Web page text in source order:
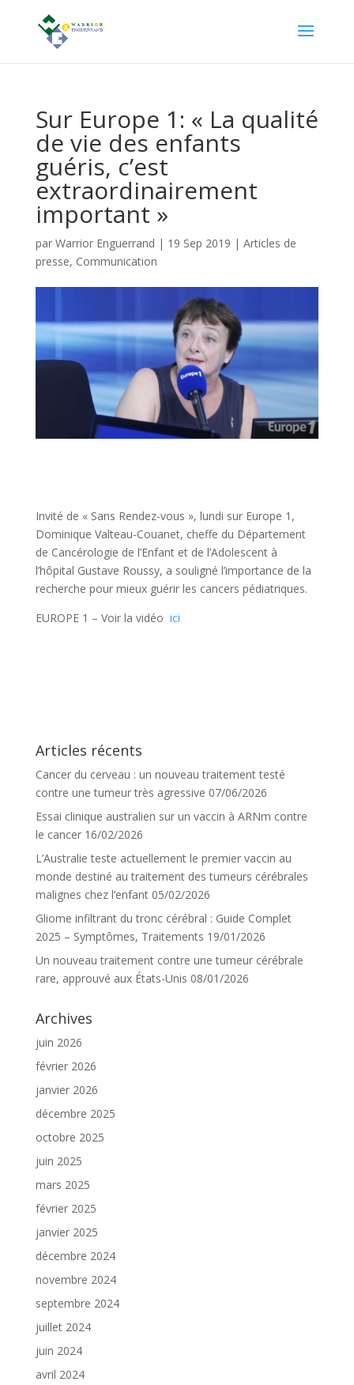
Sur Europe 1: « La qualité
de vie des enfants
guéris, c’est
extraordinairement
important »
par Warrior Enguerrand | 19 Sep 2019 | Articles de
presse, Communication
Invité de « Sans Rendez-vous », lundi sur Europe 1,
Dominique Valteau-Couanet, cheffe du Département
de Cancérologie de l’Enfant et de l’Adolescent à
l’hôpital Gustave Roussy, a souligné l’importance de la
recherche pour mieux guérir les cancers pédiatriques.
EUROPE 1 – Voir la vidéo ici
Articles récents
Cancer du cerveau : un nouveau traitement testé
contre une tumeur très agressive 07/06/2026
Essai clinique australien sur un vaccin à ARNm contre
le cancer 16/02/2026
L’Australie teste actuellement le premier vaccin au
monde destiné au traitement des tumeurs cérébrales
malignes chez l’enfant 05/02/2026
Gliome infiltrant du tronc cérébral : Guide Complet
2025 – Symptômes, Traitements 19/01/2026
Un nouveau traitement contre une tumeur cérébrale
rare, approuvé aux États-Unis 08/01/2026
Archives
juin 2026
février 2026
janvier 2026
décembre 2025
octobre 2025
juin 2025
mars 2025
février 2025
janvier 2025
décembre 2024
novembre 2024
septembre 2024
juillet 2024
juin 2024
avril 2024